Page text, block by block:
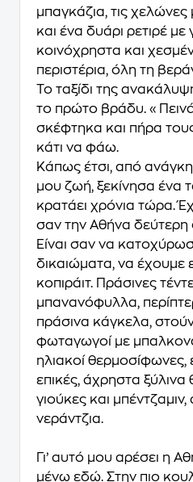
μπαγκάζια, τις
και ένα δυάρι ρετιρέ με
κοινόχρηστα και
περιστέρια, όλη τη
Το ταξίδι της
το πρώτο βράδυ.
σκέφτηκα και πήρα
κάτι να φάω.
Κάπως έτσι, από
μου ζωή, ξεκίνησα ένα
κρατάει χρόνια τώρα.
σαν την Αθήνα δεύτερη
Είναι σαν να
δικαιώματα, να έχουμε
κοπιράιτ. Πράσινες
μπανανόφυλλα,
πράσινα κάγκελα,
φωταγωγοί με
ηλιακοί θερμοσίφωνες,
επικές, άχρηστα
γιούκες και
νεράντζια.
Γι’ αυτό μου αρέσει η
μένω εδώ. Στην πιο